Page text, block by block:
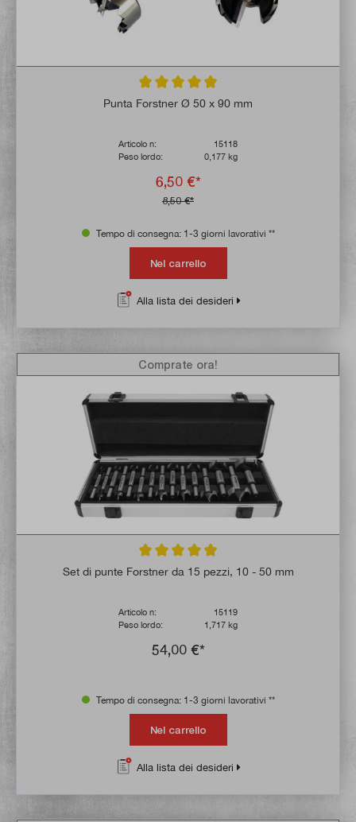
Valutazione media di 4.8 su 5 stelle
Punta Forstner Ø 50 x 90 mm
Articolo n:
15118
Peso lordo:
0,177 kg
6,50 €*
8,50 €*
Tempo di consegna: 1-3 giorni lavorativi **
Nel carrello
Alla lista dei desideri
Valutazione media di 4.9 su 5 stelle
Set di punte Forstner da 15 pezzi, 10 - 50 mm
Articolo n:
15119
Peso lordo:
1,717 kg
54,00 €*
Comprate ora!
Tempo di consegna: 1-3 giorni lavorativi **
Nel carrello
Alla lista dei desideri